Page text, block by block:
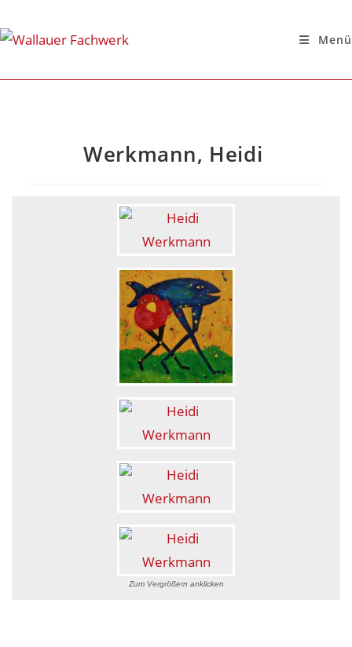
Menü
Werkmann, Heidi
Zum Vergrößern anklicken